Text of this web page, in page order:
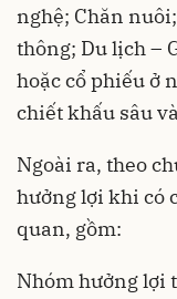
nghệ; Chăn
thông; Du lịch –
hoặc cổ phiếu ở
chiết khấu sâu
Ngoài ra, theo
hưởng lợi khi có
quan, gồm:
Nhóm hưởng lợi